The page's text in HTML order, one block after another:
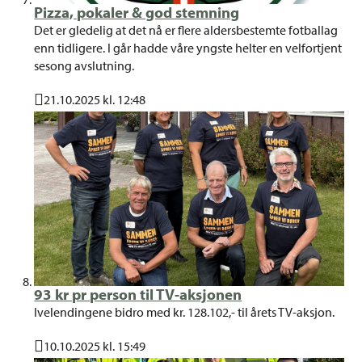
Pizza, pokaler & god stemning
Det er gledelig at det nå er flere aldersbestemte fotballag
enn tidligere. I går hadde våre yngste helter en velfortjent
sesong avslutning.
Publisert
21.10.2025 kl. 12:48
93 kr pr person til TV-aksjonen
Ivelendingene bidro med kr. 128.102,- til årets TV-aksjon.
Publisert
10.10.2025 kl. 15:49